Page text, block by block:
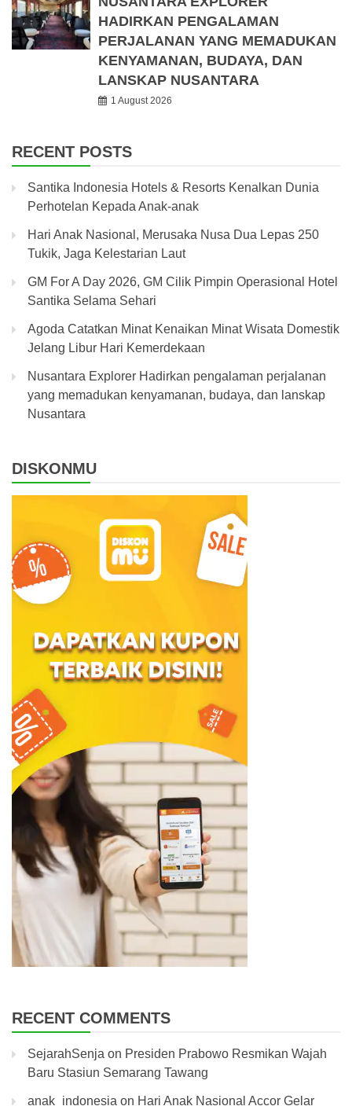
HADIRKAN PENGALAMAN
PERJALANAN YANG MEMADUKAN
KENYAMANAN, BUDAYA, DAN
LANSKAP NUSANTARA
1 August 2026
RECENT POSTS
Santika Indonesia Hotels & Resorts Kenalkan Dunia
Perhotelan Kepada Anak-anak
Hari Anak Nasional, Merusaka Nusa Dua Lepas 250
Tukik, Jaga Kelestarian Laut
GM For A Day 2026, GM Cilik Pimpin Operasional Hotel
Santika Selama Sehari
Agoda Catatkan Minat Kenaikan Minat Wisata Domestik
Jelang Libur Hari Kemerdekaan
Nusantara Explorer Hadirkan pengalaman perjalanan
yang memadukan kenyamanan, budaya, dan lanskap
Nusantara
DISKONMU
RECENT COMMENTS
SejarahSenja on Presiden Prabowo Resmikan Wajah
Baru Stasiun Semarang Tawang
anak_indonesia on Hari Anak Nasional Accor Gelar